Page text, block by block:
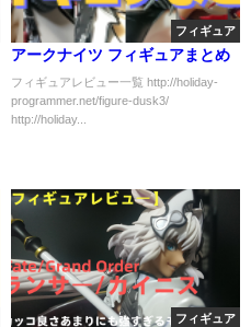
フィギュア
アークナイツ フィギュアまとめ
フィギュアレビュー一覧 http://holiday-
programmer.net/figure-dusk3/
http://holiday...
フィギュア